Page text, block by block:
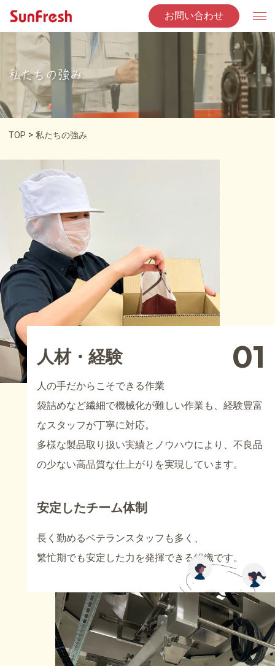
お問い合わせ
私たちの強み
TOP > 私たちの強み
人材・経験 01
人の手だからこそできる作業
袋詰めなど繊細で機械化が難しい作業も、経験豊富
なスタッフが丁寧に対応。
多様な製品取り扱い実績とノウハウにより、不良品
の少ない高品質な仕上がりを実現しています。
安定したチーム体制
長く勤めるベテランスタッフも多く、
繁忙期でも安定した力を発揮できる組織です。